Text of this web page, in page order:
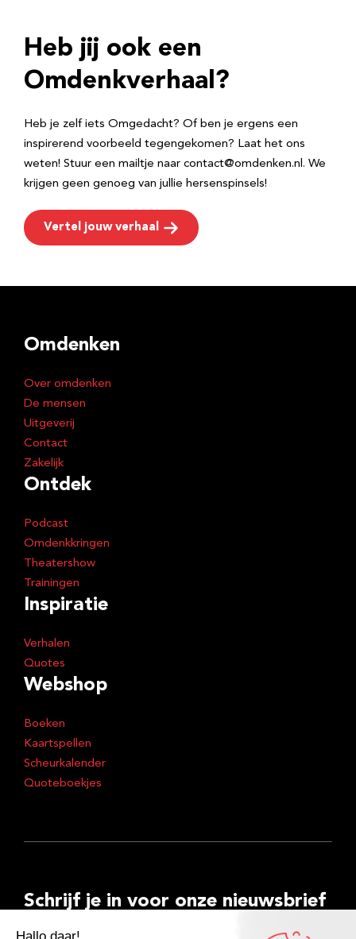
r
e
Heb jij ook een
Omdenkverhaal?
Heb je zelf iets Omgedacht? Of ben je ergens een
inspirerend voorbeeld tegengekomen? Laat het ons
weten! Stuur een mailtje naar contact@omdenken.nl. We
krijgen geen genoeg van jullie hersenspinsels!
Vertel jouw verhaal
Omdenken
Over omdenken
De mensen
Uitgeverij
Contact
Zakelijk
Ontdek
Podcast
Omdenkkringen
Theatershow
Trainingen
Inspiratie
Verhalen
Quotes
Webshop
Boeken
Kaartspellen
Scheurkalender
Quoteboekjes
Schrijf je in voor onze nieuwsbrief